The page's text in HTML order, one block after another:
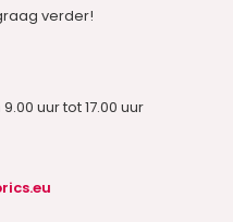
verder!
uur tot 17.00 uur